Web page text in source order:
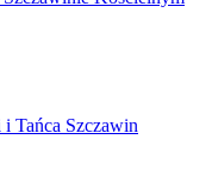
Tańca Szczawin